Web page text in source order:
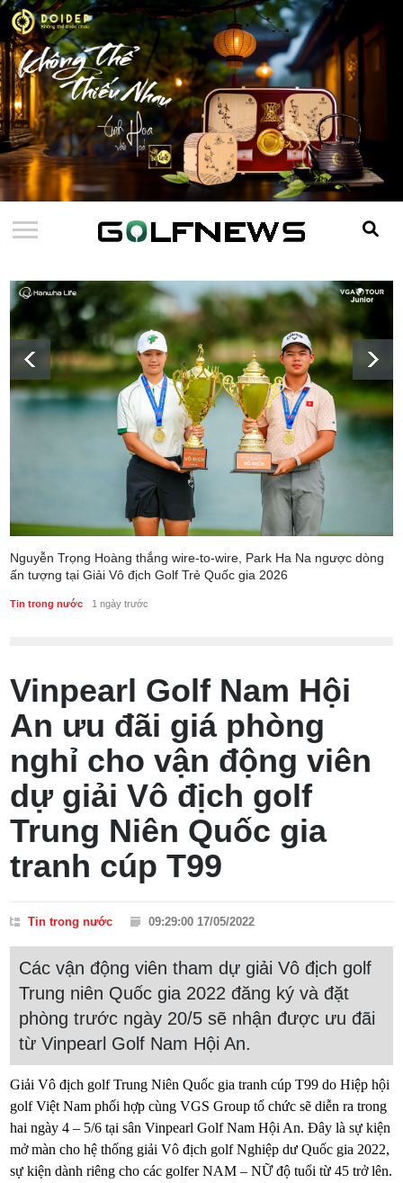
Nguyễn Trọng Hoàng thắng wire-to-wire, Park Ha Na ngược dòng
ấn tượng tại Giải Vô địch Golf Trẻ Quốc gia 2026
Tin trong nước 1 ngày trước
Vinpearl Golf Nam Hội
An ưu đãi giá phòng
nghỉ cho vận động viên
dự giải Vô địch golf
Trung Niên Quốc gia
tranh cúp T99
Tin trong nước 09:29:00 17/05/2022
Các vận động viên tham dự giải Vô địch golf
Trung niên Quốc gia 2022 đăng ký và đặt
phòng trước ngày 20/5 sẽ nhận được ưu đãi
từ Vinpearl Golf Nam Hội An.
Giải Vô địch golf Trung Niên Quốc gia tranh cúp T99 do Hiệp hội
golf Việt Nam phối hợp cùng VGS Group tổ chức sẽ diễn ra trong
hai ngày 4 – 5/6 tại sân Vinpearl Golf Nam Hội An. Đây là sự kiện
mở màn cho hệ thống giải Vô địch golf Nghiệp dư Quốc gia 2022,
sự kiện dành riêng cho các golfer NAM – NỮ độ tuổi từ 45 trở lên.